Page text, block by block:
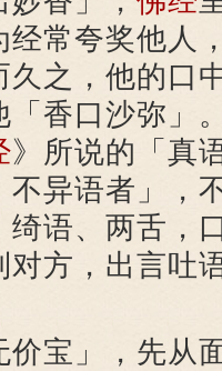
经常夸奖他人
久之，他的口
「香口沙弥」
》所说的「真
不异语者」，
绮语、两舌，
对方，出言吐
宝」，先从